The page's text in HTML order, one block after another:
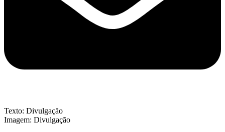
Texto: Divulgação
Imagem: Divulgação